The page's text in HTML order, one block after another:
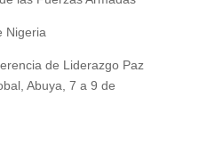
Nigeria
de Liderazgo Paz
Abuya, 7 a 9 de